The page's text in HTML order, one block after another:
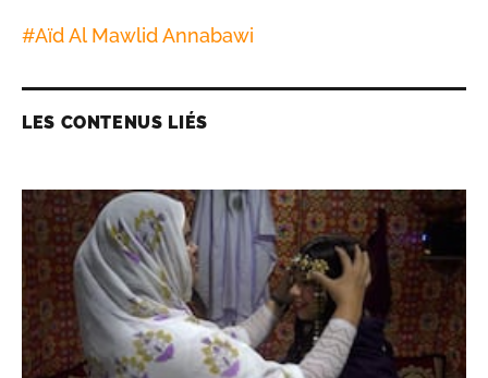
#Aïd Al Mawlid Annabawi
LES CONTENUS LIÉS